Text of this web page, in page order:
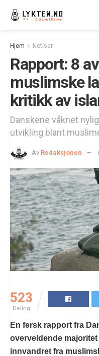
Hjem Notiser
Rapport: 8
muslimske
kritikk av
Danskene våknet
utvikling blant
Av Redaksjonen
523
Deling
En fersk rapport fra
overveldende
innvandret fra